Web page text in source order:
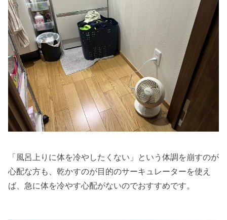
「風呂上りに体を冷やしたくない」という体調を崩すのが
心配な方も、乾かすのが目的のサーキュレーターを使え
ば、急に体を冷やす心配がないのでおすすめです。